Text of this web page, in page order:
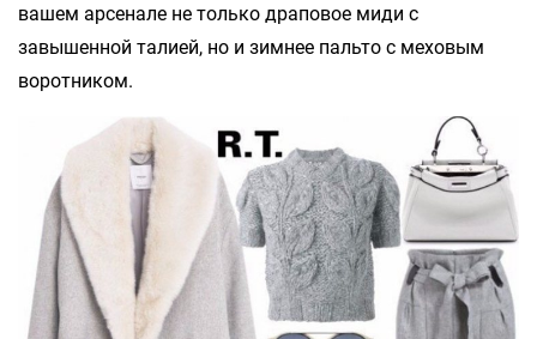
вашем арсенале не только драповое миди с
завышенной талией, но и зимнее пальто с меховым
воротником.